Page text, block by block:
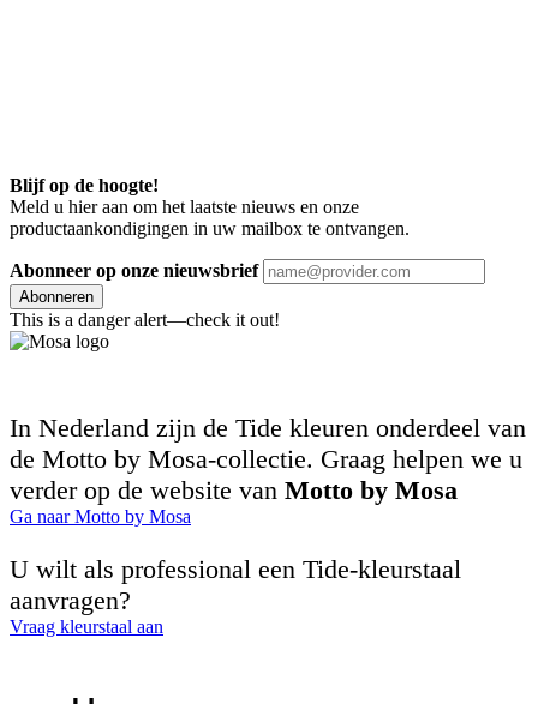
Blijf op de hoogte!
Meld u hier aan om het laatste nieuws en onze
productaankondigingen in uw mailbox te ontvangen.
Abonneer op onze nieuwsbrief
Abonneren
This is a danger alert—check it out!
In Nederland zijn de Tide kleuren onderdeel van
de Motto by Mosa-collectie. Graag helpen we u
verder op de website van Motto by Mosa
Ga naar Motto by Mosa
U wilt als professional een Tide-kleurstaal
aanvragen?
Vraag kleurstaal aan